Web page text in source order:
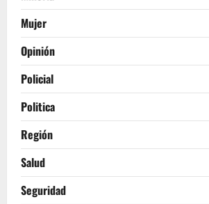
Mujer
Opinión
Policial
Politica
Región
Salud
Seguridad